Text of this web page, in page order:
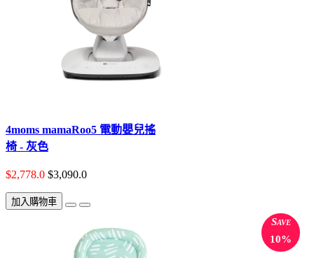
4moms mamaRoo5 電動嬰兒搖
椅 - 灰色
$2,778.0 $3,090.0
加入購物車
Save
10%